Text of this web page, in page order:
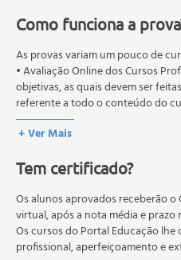
Necropsia Médico-Legal
Lesões In Vitam e Post
Toxicofilias
Genética Forense
Noções de Perícias
Infortunística Médico-Legal
Sexologia Forense
Psiquiatria Forense
Referências Bibliográficas.
Como funciona a
As provas variam um pouco de
• Avaliação Online dos Cursos
objetivas, as quais devem ser
referente a todo o conteúdo do
• Avaliação Online dos Cursos
devem ser feitas em 1 hora, prova
Os estudos, atividades e
A média final deve ser igual ou
recebimento do certificado digital
o aluno poderá realizar
curso quantas vezes desejar. Os
+ Ver Mais
Tem certificado?
Os alunos aprovados receberão
virtual, após a nota média e
Os cursos do Portal Educação
profissional, aperfeiçoamento e